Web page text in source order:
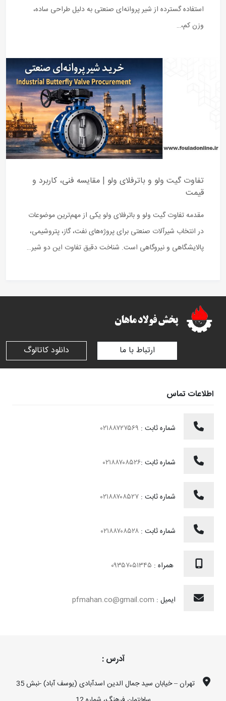
استفاده گسترده از شیر پروانه‌ای صنعتی به دلیل طراحی ساده،
وزن کم،…
تفاوت گیت ولو و باترفلای ولو | مقایسه فنی، کاربرد و
قیمت
مقدمه تفاوت گیت ولو و باترفلای ولو یکی از مهم‌ترین موضوعات
در انتخاب شیرآلات صنعتی برای پروژه‌های نفت، گاز، پتروشیمی،
پالایشگاهی و نیروگاهی است. شناخت دقیق تفاوت این دو شیر…
ارتباط با ما دانلود کاتالوگ
اطلاعات تماس
شماره ثابت :
شماره ثابت :۰۲۱۸۸۷۰۸۵۲۶
شماره ثابت :
شماره ثابت :
همراه :
ایمیل : pfmahan.co@gmail.com
آدرس :
تهران – خیابان سید جمال الدین اسدآبادی (یوسف آباد) -نبش 35